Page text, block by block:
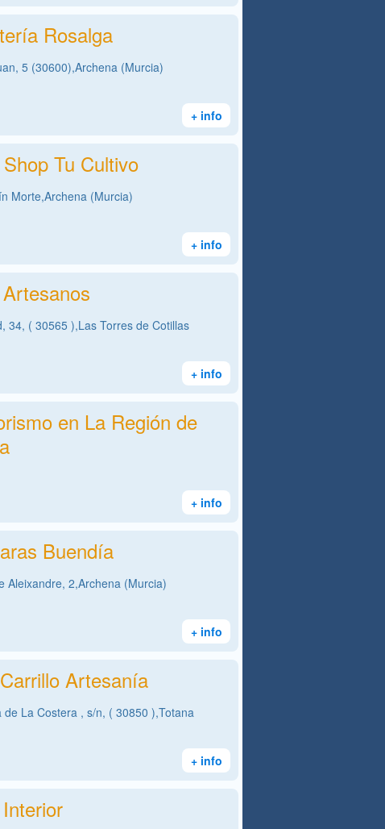
Rosalga
5 (30600),Archena (Murcia)
+ info
Tu Cultivo
Morte,Archena (Murcia)
+ info
34, ( 30565 ),Las Torres de Cotillas
+ info
en La Región de
+ info
Buendía
Aleixandre, 2,Archena (Murcia)
+ info
Artesanía
de La Costera , s/n, ( 30850 ),Totana
+ info